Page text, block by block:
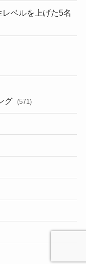
レベルを上げた5名
グ (571)